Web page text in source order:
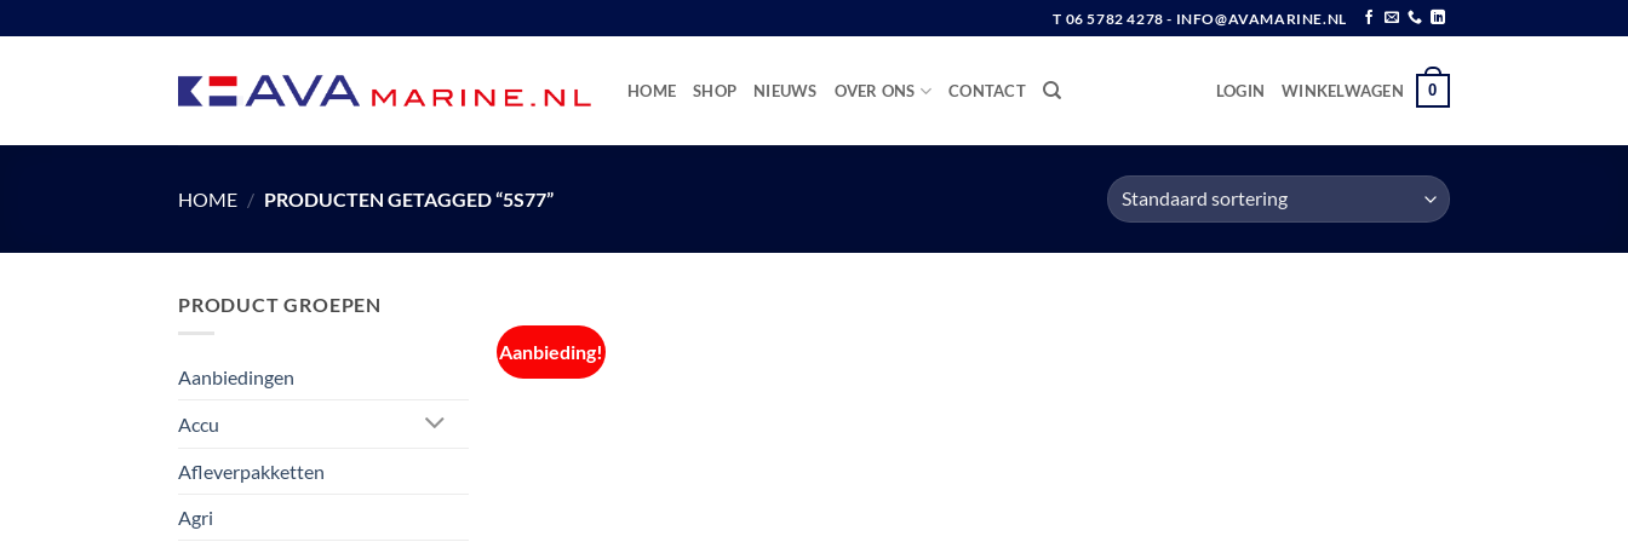
naar
T 06 5782 4278 - INFO@AVAMARINE.NL
HOME SHOP NIEUWS OVER ONS CONTACT LOGIN WINKELWAGEN 0
HOME / PRODUCTEN GETAGGED “5S77”
PRODUCT GROEPEN
Aanbiedingen
Accu
Afleverpakketten
Agri
Aanbieding!